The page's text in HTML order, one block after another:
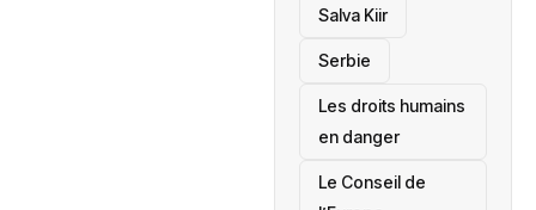
Salva Kiir
‎Serbie
Les droits humains
en danger
‎Le Conseil de